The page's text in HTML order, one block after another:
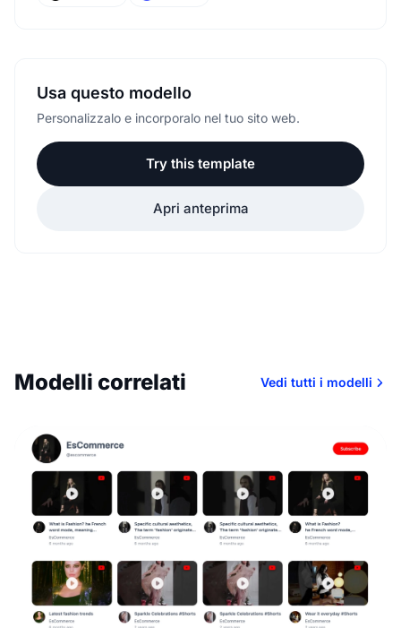
Usa questo modello
Personalizzalo e incorporalo nel tuo sito web.
Try this template
Apri anteprima
Modelli correlati Vedi tutti i modelli